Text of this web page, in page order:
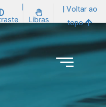
Libras
| Voltar ao
topo